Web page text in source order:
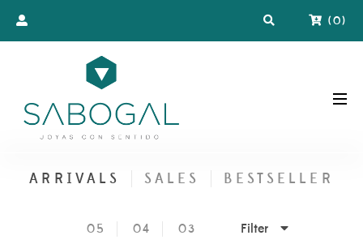
(0)
ARRIVALS SALES BESTSELLER
05 04 03 Filter